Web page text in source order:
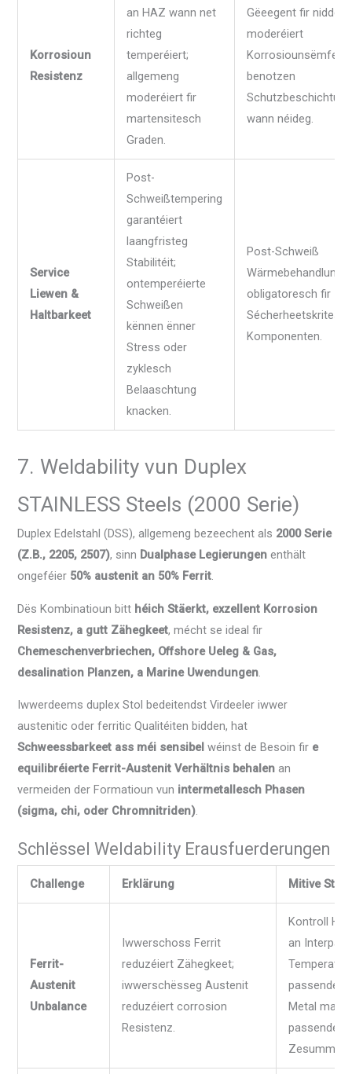
Korrosioun
Resistenz
an HAZ wann net
richteg
temperéiert;
allgemeng
moderéiert fir
martensitesch
Graden.
Gëeegent fir
moderéiert
Korrosiounsëmfeld;
benotzen
wann néideg.
Service
Liewen &
Haltbarkeet
Post-
Schweißtempering
garantéiert
laangfristeg
Stabilitéit;
ontemperéierte
Schweißen
kënnen ënner
Stress oder
zyklesch
Belaaschtung
knacken.
Post-Schweiß
Wärmebehandlung
obligatoresch fir
Komponenten.
7. Weldability vun Duplex
STAINLESS Steels (2000 Serie)
Duplex Edelstahl (DSS), allgemeng bezeechent als 2000 Serie
(Z.B., 2205, 2507), sinn Dualphase Legierungen enthält
ongeféier 50% austenit an 50% Ferrit.
Dës Kombinatioun bitt héich Stäerkt, exzellent Korrosion
Resistenz, a gutt Zähegkeet, mécht se ideal fir
Chemeschenverbriechen, Offshore Ueleg & Gas,
desalination Planzen, a Marine Uwendungen
Iwwerdeems duplex Stol bedeitendst Virdeeler iwwer
austenitic oder ferritic Qualitéiten bidden, hat
Schweessbarkeet ass méi sensibel wéinst de Besoin fir e
equilibréierte Ferrit-Austenit Verhältnis behalen an
vermeiden der Formatioun vun intermetallesch Phasen
(sigma, chi, oder Chromnitriden).
Schlëssel Weldability Erausfuerderungen
Challenge Erklärung Mitive
Ferrit-
Austenit
Unbalance
Iwwerschoss Ferrit
reduzéiert Zähegkeet;
iwwerschësseg Austenit
reduzéiert corrosion
Resistenz.
Kontroll
an
passenden
Metal mat
passenden